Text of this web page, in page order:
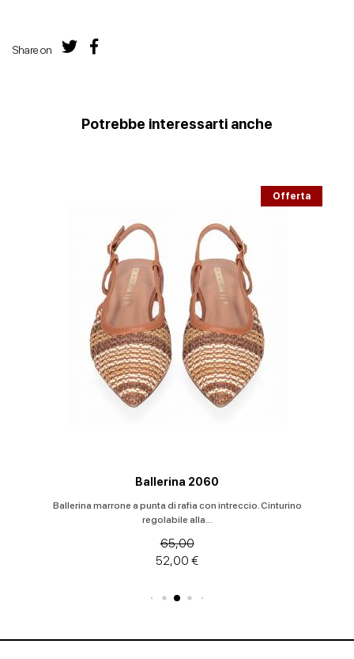
Share on
Potrebbe interessarti anche
Offerta
Ballerina 2060
Ballerina marrone a punta di rafia con intreccio. Cinturino
regolabile alla...
65,00
52,00 €